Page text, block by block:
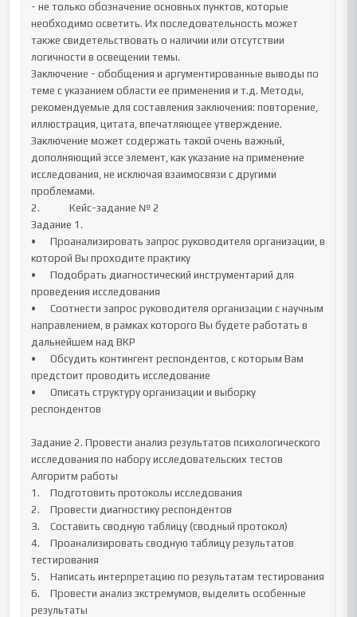
- не только обозначение основных пунктов, которые
необходимо осветить. Их последовательность может
также свидетельствовать о наличии или отсутствии
логичности в освещении темы.
Заключение - обобщения и аргументированные выводы по
теме с указанием области ее применения и т.д. Методы,
рекомендуемые для составления заключения: повторение,
иллюстрация, цитата, впечатляющее утверждение.
Заключение может содержать такой очень важный,
дополняющий эссе элемент, как указание на применение
исследования, не исключая взаимосвязи с другими
проблемами.
2.		Кейс-задание № 2
Задание 1.
•	Проанализировать запрос руководителя организации, в
которой Вы проходите практику
•	Подобрать диагностический инструментарий для
проведения исследования
•	Соотнести запрос руководителя организации с научным
направлением, в рамках которого Вы будете работать в
дальнейшем над ВКР
•	Обсудить контингент респондентов, с которым Вам
предстоит проводить исследование
•	Описать структуру организации и выборку
респондентов
Задание 2. Провести анализ результатов психологического
исследования по набору исследовательских тестов
Алгоритм работы
1.	Подготовить протоколы исследования
2.	Провести диагностику респондентов
3.	Составить сводную таблицу (сводный протокол)
4.	Проанализировать сводную таблицу результатов
тестирования
5.	Написать интерпретацию по результатам тестирования
6.	Провести анализ экстремумов, выделить особенные
результаты